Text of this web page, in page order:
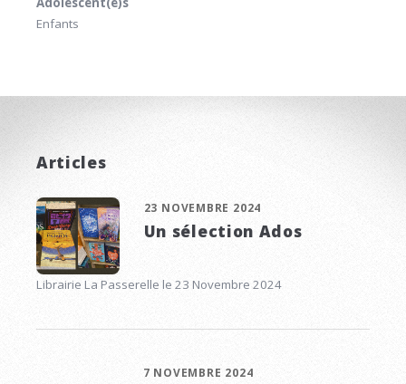
Enfants
Articles
23 NOVEMBRE 2024
Un sélection Ados
Librairie La Passerelle le 23 Novembre 2024
7 NOVEMBRE 2024